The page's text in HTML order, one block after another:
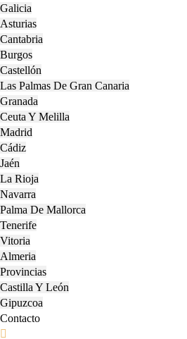
Galicia
Asturias
Cantabria
Burgos
Castellón
Las Palmas De Gran Canaria
Granada
Ceuta Y Melilla
Madrid
Cádiz
Jaén
La Rioja
Navarra
Palma De Mallorca
Tenerife
Vitoria
Almeria
Provincias
Castilla Y León
Gipuzcoa
Contacto